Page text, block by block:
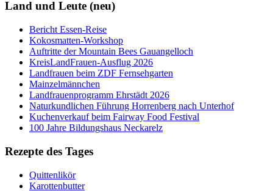
Land und Leute (neu)
Bericht Essen-Reise
Kokosmatten-Workshop
Auftritte der Mountain Bees Gauangelloch
KreisLandFrauen-Ausflug 2026
Landfrauen beim ZDF Fernsehgarten
Mainzelmännchen
Landfrauenprogramm Ehrstädt 2026
Naturkundlichen Führung Horrenberg nach Unterhof
Kuchenverkauf beim Fairway Food Festival
100 Jahre Bildungshaus Neckarelz
Rezepte des Tages
Quittenlikör
Karottenbutter